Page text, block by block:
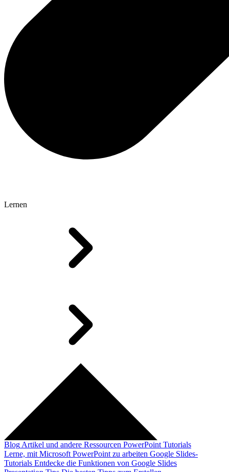
Lernen
Blog Artikel und andere Ressourcen PowerPoint Tutorials
Lerne, mit Microsoft PowerPoint zu arbeiten Google Slides-
Tutorials Entdecke die Funktionen von Google Slides